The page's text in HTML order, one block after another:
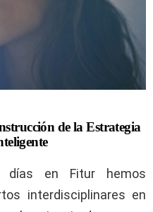
de la Estrategia
en Fitur hemos
interdisciplinares en